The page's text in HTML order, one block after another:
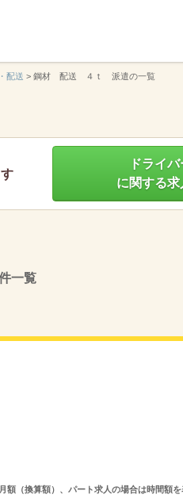
配送 > 鋼材 配送 ４ｔ 派遣の一覧
ドライ
に関する
一覧
（換算額）、パート求人の場合は時間額を